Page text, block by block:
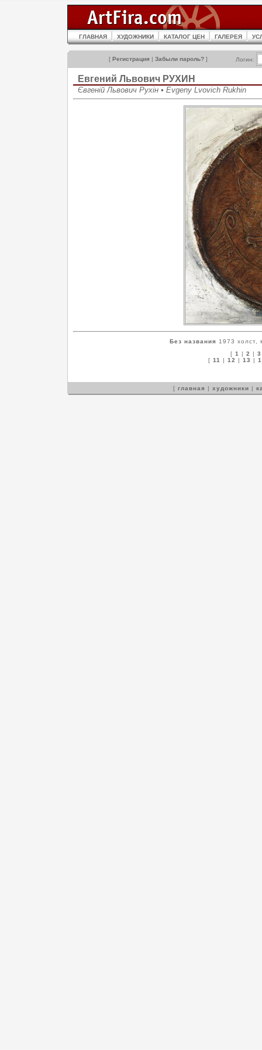
ГЛАВНАЯ ХУДОЖНИКИ КАТАЛОГ ЦЕН ГАЛЕРЕЯ
[ Регистрация | Забыли пароль? ] Логин:
Евгений Львович РУХИН
Євгеній Львович Рухін • Evgeny Lvovich Rukhin
Без названия
1973
[ 1 | 2 | 3
[ 11 | 12 | 13 |
[ главная | художники |